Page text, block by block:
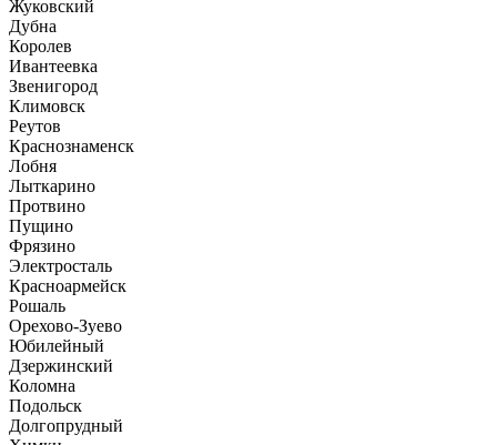
Жуковский
Дубна
Королев
Ивантеевка
Звенигород
Климовск
Реутов
Краснознаменск
Лобня
Лыткарино
Протвино
Пущино
Фрязино
Электросталь
Красноармейск
Рошаль
Орехово-Зуево
Юбилейный
Дзержинский
Коломна
Подольск
Долгопрудный